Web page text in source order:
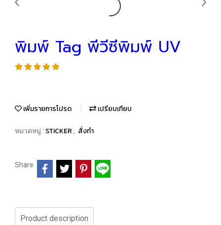
พิมพ์ Tag พีวีซีพิมพ์ UV
เพิ่มรายการโปรด เปรียบเทียบ
หมวดหมู่ : STICKER , สั่งทำ
Share
Product description